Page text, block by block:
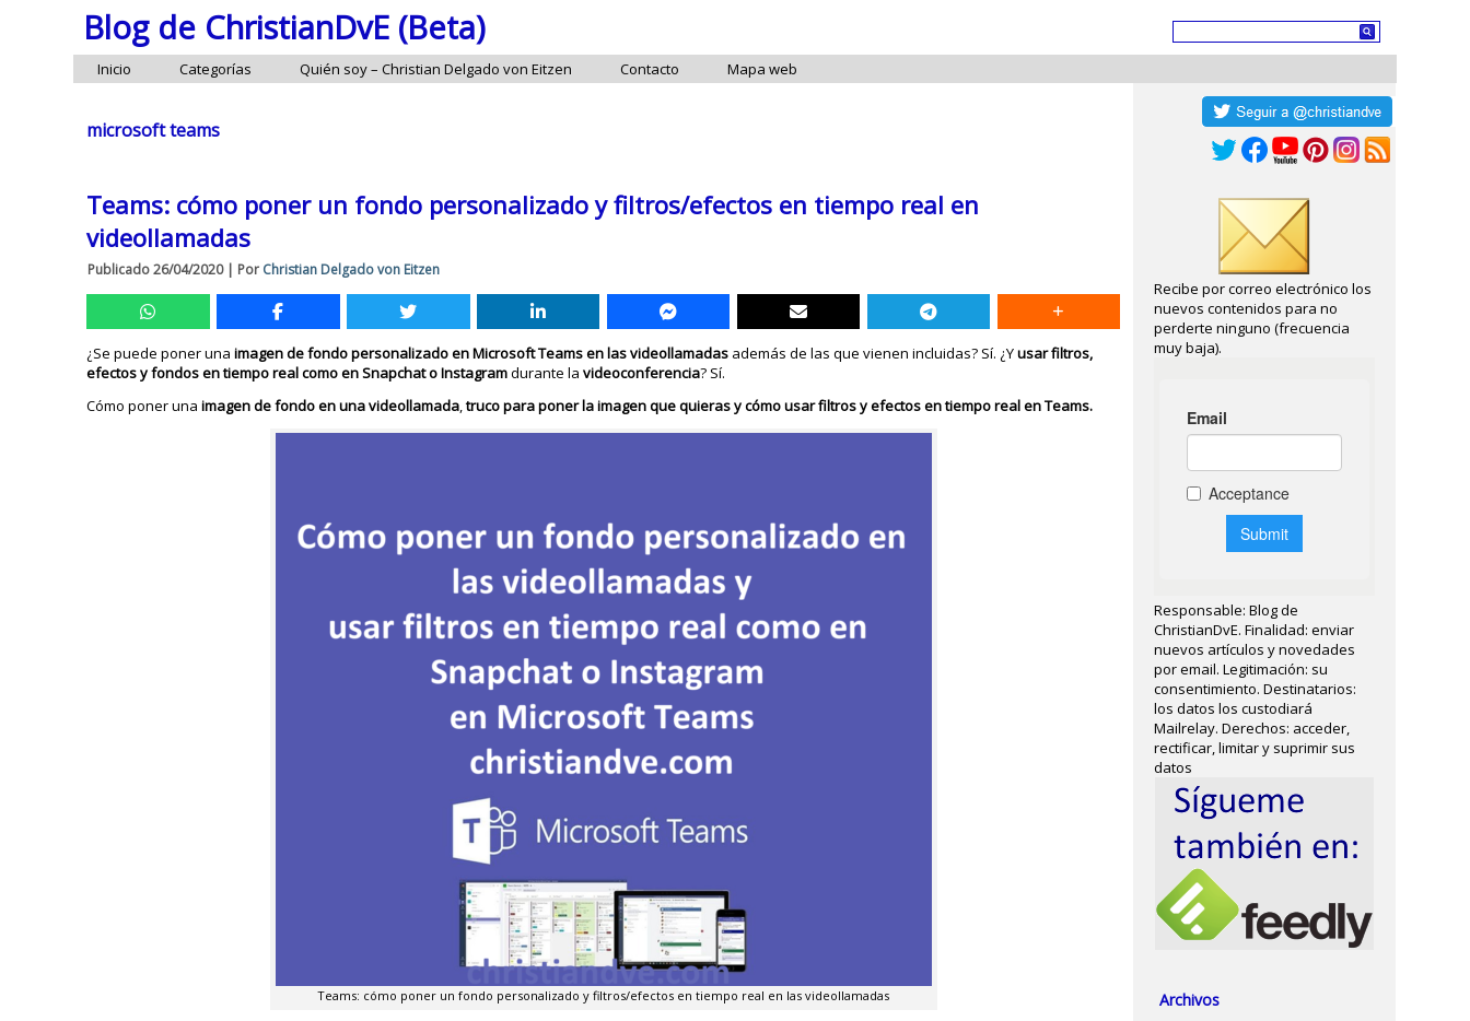
Blog de ChristianDvE (Beta)
Inicio Categorías Quién soy – Christian Delgado von Eitzen Contacto Mapa web
microsoft teams
Teams: cómo poner un fondo personalizado y filtros/efectos en tiempo real en
videollamadas
Publicado26/04/2020| Por Christian Delgado von Eitzen
¿Se puede poner unaimagen de fondo personalizado en Microsoft Teams en las videollamadas además de las que vienen incluidas? Sí. ¿Yusar filtros,
efectos y fondos en tiempo real como en Snapchat o Instagramdurante lavideoconferencia? Sí.
Cómo poner unaimagen de fondo en una videollamada,truco para poner la imagen que quieras y cómo usar filtros y efectos en tiempo real en Teams.
Teams: cómo poner un fondo personalizado y filtros/efectos en tiempo real en las videollamadas
Recibe por correo electrónico los
nuevos contenidos para no
perderte ninguno (frecuencia
muy baja).
Responsable: Blog de
ChristianDvE. Finalidad: enviar
nuevos artículos y novedades
por email. Legitimación: su
consentimiento. Destinatarios:
los datos los custodiará
Mailrelay. Derechos: acceder,
rectificar, limitar y suprimir sus
datos
Archivos